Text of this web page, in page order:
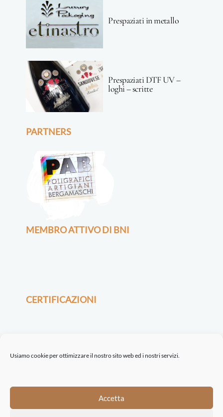
Usiamo cookie per ottimizzare il nostro sito web ed i nostri servizi.
Accetta
Prespaziati in metallo
Prespaziati DTF UV –
loghi – scritte
PARTNERS
MEMBRO ATTIVO DI BNI
CERTIFICAZIONI
©2021-22 ETINASTRO srl | Via Serio, 32 | 24021 Albino BG | REA BG 443722
|Privacy Policy